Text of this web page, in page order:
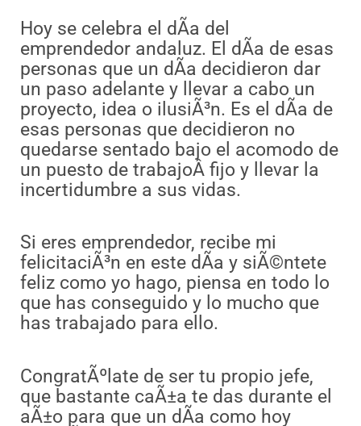
Hoy se celebra el dÃ­a del
emprendedor andaluz. El dÃ­a de esas
personas que un dÃ­a decidieron dar
un paso adelante y llevar a cabo un
proyecto, idea o ilusiÃ³n. Es el dÃ­a de
esas personas que decidieron no
quedarse sentado bajo el acomodo de
un puesto de trabajoÂ fijo y llevar la
incertidumbre a sus vidas.
Si eres emprendedor, recibe mi
felicitaciÃ³n en este dÃ­a y siÃ©ntete
feliz como yo hago, piensa en todo lo
que has conseguido y lo mucho que
has trabajado para ello.
CongratÃºlate de ser tu propio jefe,
que bastante caÃ±a te das durante el
aÃ±o para que un dÃ­a como hoy